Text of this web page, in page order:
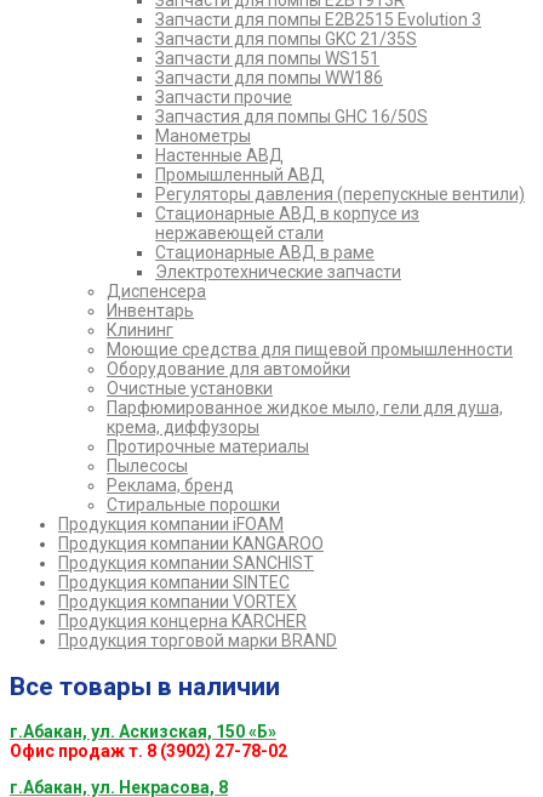
Запчасти для помпы E2B2515 Evolution 3
Запчасти для помпы GKC 21/35S
Запчасти для помпы WS151
Запчасти для помпы WW186
Запчасти прочие
Запчастия для помпы GHC 16/50S
Манометры
Настенные АВД
Промышленный АВД
Регуляторы давления (перепускные вентили)
Стационарные АВД в корпусе из
нержавеющей стали
Стационарные АВД в раме
Электротехнические запчасти
Диспенсера
Инвентарь
Клининг
Моющие средства для пищевой промышленности
Оборудование для автомойки
Очистные установки
Парфюмированное жидкое мыло, гели для душа,
крема, диффузоры
Протирочные материалы
Пылесосы
Реклама, бренд
Стиральные порошки
Продукция компании iFOAM
Продукция компании KANGAROO
Продукция компании SANCHIST
Продукция компании SINTEC
Продукция компании VORTEX
Продукция концерна KARCHER
Продукция торговой марки BRAND
Все товары в наличии
г.Абакан, ул. Аскизская, 150 «Б»
Офис продаж т. 8 (3902) 27-78-02
г.Абакан, ул. Некрасова, 8